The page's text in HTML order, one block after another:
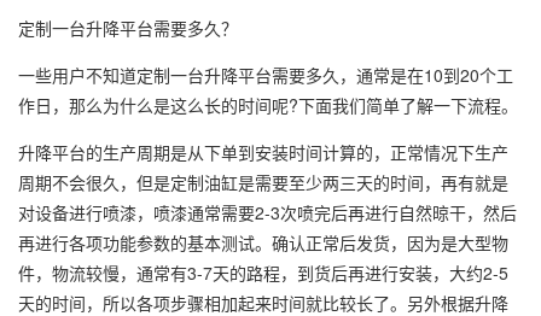
定制一台升降平台需要多久？
一些用户不知道定制一台升降平台需要多久，通常是在10到20个工
作日，那么为什么是这么长的时间呢?下面我们简单了解一下流程。
升降平台的生产周期是从下单到安装时间计算的，正常情况下生产
周期不会很久，但是定制油缸是需要至少两三天的时间，再有就是
对设备进行喷漆，喷漆通常需要2-3次喷完后再进行自然晾干，然后
再进行各项功能参数的基本测试。确认正常后发货，因为是大型物
件，物流较慢，通常有3-7天的路程，到货后再进行安装，大约2-5
天的时间，所以各项步骤相加起来时间就比较长了。另外根据升降